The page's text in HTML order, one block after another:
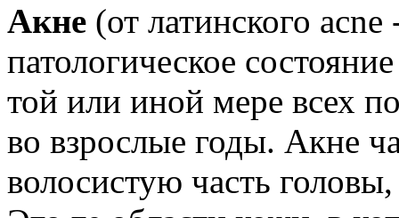
Акне (от латинского
патологическое
той или иной мере всех
во взрослые годы. Акне
волосистую часть